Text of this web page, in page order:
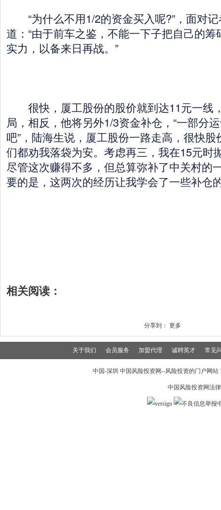
“为什么不用1/2的资金买入呢?”，面对记
道：“由于前车之鉴，不能一下子把自己的
实力，以备来日再战。”
很快，厦工股份的股价就到达11元一线
局，相反，他将另外1/3资金补仓，“一部分
吧”，陆海生说，厦工股份一路走高，很快股
们都劝我落袋为安。考虑再三，我在15元时
尽管这次赚得不多，但总算弥补了中关村的
要的是，这两次的经历让我学会了一些补仓
相关阅读：
分享到： 更多
关于我们 会员服务 加盟代理 诚聘英才 常见
中国-深圳 中国风险投资网--风险投资的门户网
中国风险投资网法